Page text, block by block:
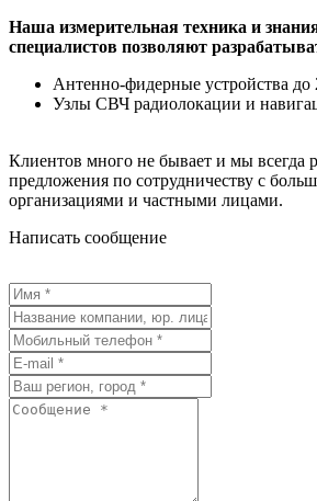
Наша измерительная техника и
специалистов позволяют
Антенно-фидерные устройства до
Узлы СВЧ радиолокации и
Клиентов много не бывает и мы всегда
предложения по сотрудничеству с
организациями и частными лицами.
Написать сообщение